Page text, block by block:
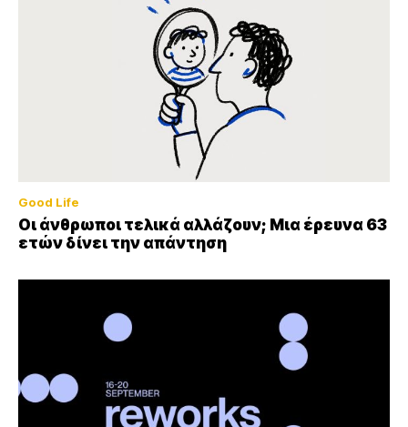
Good Life
Οι άνθρωποι τελικά αλλάζουν; Μια έρευνα 63
ετών δίνει την απάντηση